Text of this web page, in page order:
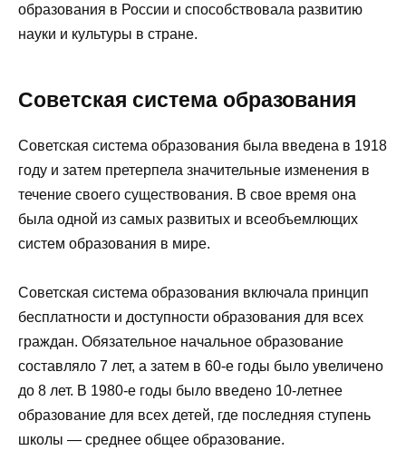
образования в России и способствовала развитию
науки и культуры в стране.
Советская система образования
Советская система образования была введена в 1918
году и затем претерпела значительные изменения в
течение своего существования. В свое время она
была одной из самых развитых и всеобъемлющих
систем образования в мире.
Советская система образования включала принцип
бесплатности и доступности образования для всех
граждан. Обязательное начальное образование
составляло 7 лет, а затем в 60-е годы было увеличено
до 8 лет. В 1980-е годы было введено 10-летнее
образование для всех детей, где последняя ступень
школы — среднее общее образование.